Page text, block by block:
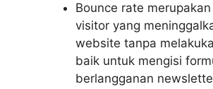
Bounce rate
visitor yang
website tanpa
baik untuk mengisi
berlangganan